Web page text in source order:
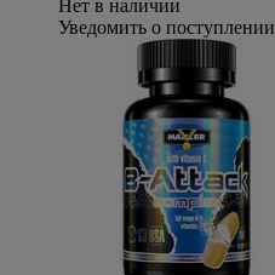
Нет в наличии
Уведомить о поступлении